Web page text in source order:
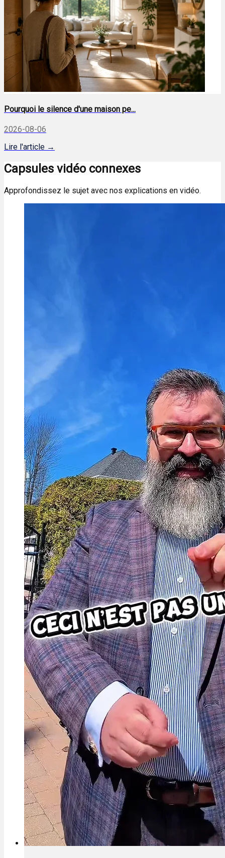
Pourquoi le silence d'une maison pe...
2026-08-06
Lire l'article →
Capsules vidéo connexes
Approfondissez le sujet avec nos explications en vidéo.